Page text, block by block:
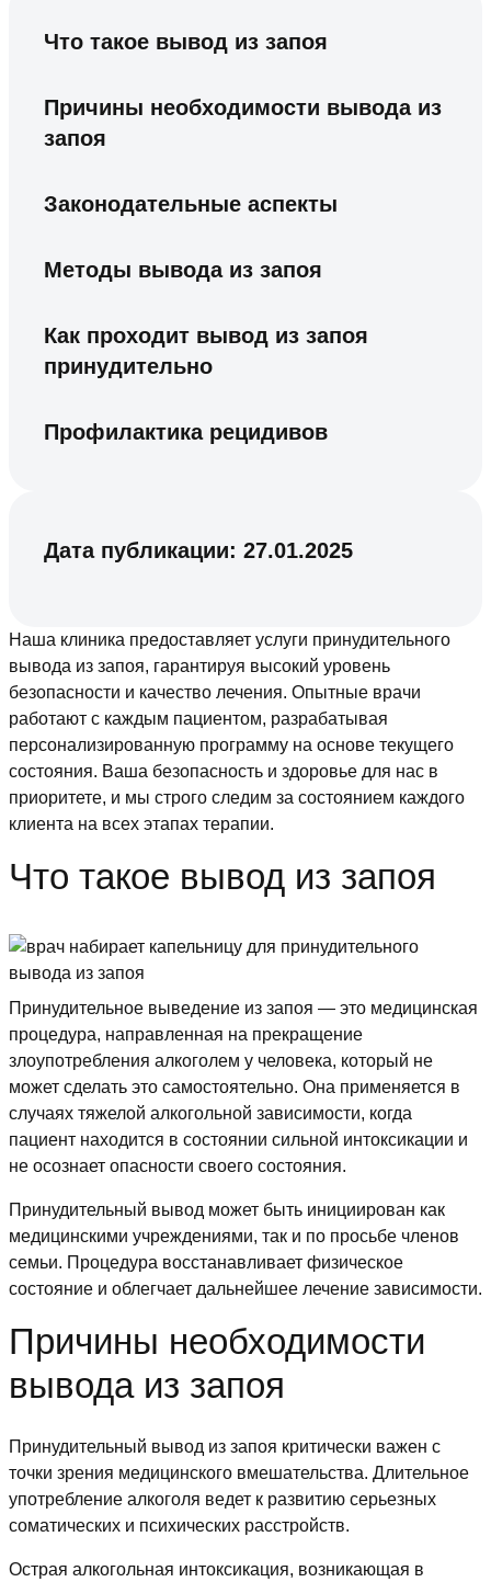
Что такое вывод из запоя
Причины необходимости вывода из
запоя
Законодательные аспекты
Методы вывода из запоя
Как проходит вывод из запоя
принудительно
Профилактика рецидивов
Дата публикации: 27.01.2025
Наша клиника предоставляет услуги принудительного
вывода из запоя, гарантируя высокий уровень
безопасности и качество лечения. Опытные врачи
работают с каждым пациентом, разрабатывая
персонализированную программу на основе текущего
состояния. Ваша безопасность и здоровье для нас в
приоритете, и мы строго следим за состоянием каждого
клиента на всех этапах терапии.
Что такое вывод из запоя
Принудительное выведение из запоя — это медицинская
процедура, направленная на прекращение
злоупотребления алкоголем у человека, который не
может сделать это самостоятельно. Она применяется в
случаях тяжелой алкогольной зависимости, когда
пациент находится в состоянии сильной интоксикации и
не осознает опасности своего состояния.
Принудительный вывод может быть инициирован как
медицинскими учреждениями, так и по просьбе членов
семьи. Процедура восстанавливает физическое
состояние и облегчает дальнейшее лечение зависимости.
Причины необходимости
вывода из запоя
Принудительный вывод из запоя критически важен с
точки зрения медицинского вмешательства. Длительное
употребление алкоголя ведет к развитию серьезных
соматических и психических расстройств.
Острая алкогольная интоксикация, возникающая в